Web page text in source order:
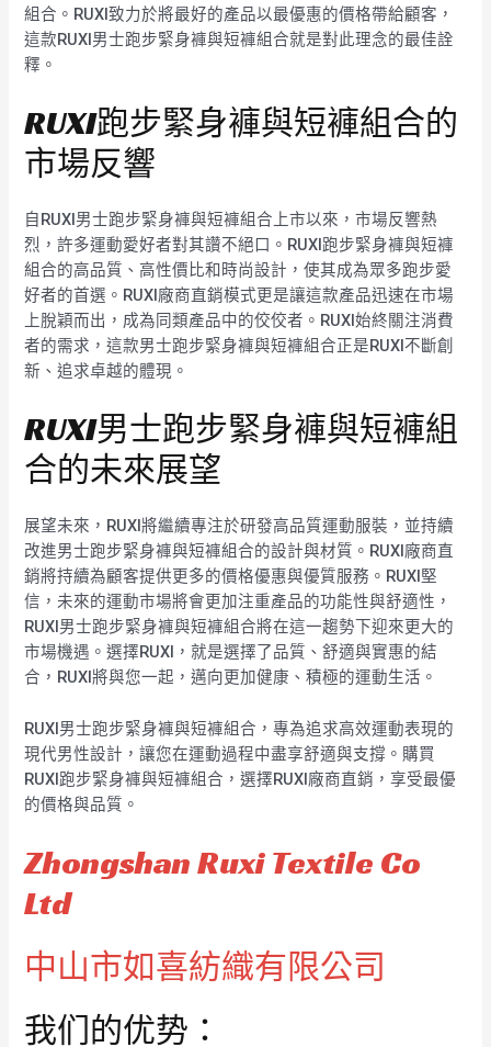
組合。RUXI致力於將最好的產品以最優惠的價格帶給顧客，
這款RUXI男士跑步緊身褲與短褲組合就是對此理念的最佳詮
釋。
RUXI跑步緊身褲與短褲組合的
市場反響
自RUXI男士跑步緊身褲與短褲組合上市以來，市場反響熱
烈，許多運動愛好者對其讚不絕口。RUXI跑步緊身褲與短褲
組合的高品質、高性價比和時尚設計，使其成為眾多跑步愛
好者的首選。RUXI廠商直銷模式更是讓這款產品迅速在市場
上脫穎而出，成為同類產品中的佼佼者。RUXI始終關注消費
者的需求，這款男士跑步緊身褲與短褲組合正是RUXI不斷創
新、追求卓越的體現。
RUXI男士跑步緊身褲與短褲組
合的未來展望
展望未來，RUXI將繼續專注於研發高品質運動服裝，並持續
改進男士跑步緊身褲與短褲組合的設計與材質。RUXI廠商直
銷將持續為顧客提供更多的價格優惠與優質服務。RUXI堅
信，未來的運動市場將會更加注重產品的功能性與舒適性，
RUXI男士跑步緊身褲與短褲組合將在這一趨勢下迎來更大的
市場機遇。選擇RUXI，就是選擇了品質、舒適與實惠的結
合，RUXI將與您一起，邁向更加健康、積極的運動生活。
RUXI男士跑步緊身褲與短褲組合，專為追求高效運動表現的
現代男性設計，讓您在運動過程中盡享舒適與支撐。購買
RUXI跑步緊身褲與短褲組合，選擇RUXI廠商直銷，享受最優
的價格與品質。
Zhongshan Ruxi Textile Co
Ltd
中山市如喜紡織有限公司
我们的优势：